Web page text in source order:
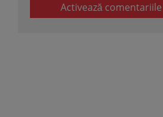
Activează comentariile